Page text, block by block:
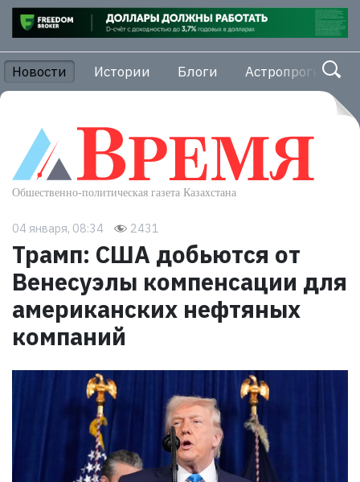
Новости Истории Блоги Астропрогноз
04 января, 08:34 2431
Трамп: США добьются от
Венесуэлы компенсации для
американских нефтяных
компаний